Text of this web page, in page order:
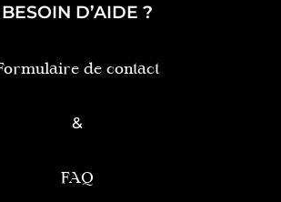
BESOIN D’AIDE ?
de contact
&
FAQ